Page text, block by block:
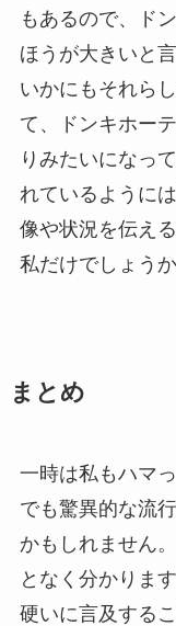
もあるので、ド
ほうが大きいと
いかにもそれら
て、ドンキホー
りみたいになっ
れているように
像や状況を伝え
私だけでしょうか
まとめ
一時は私もハマ
でも驚異的な流
かもしれません
となく分かりま
硬いに言及する